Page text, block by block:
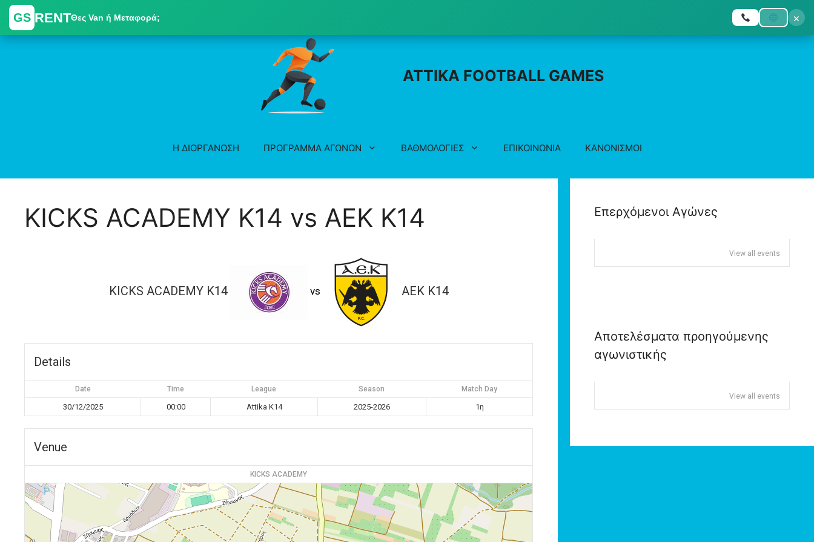
GS RENTΘες Van ή Μεταφορά; ×
Skip
ATTIKA FOOTBALL GAMES
Η ΔΙΟΡΓΑΝΩΣΗ ΠΡΟΓΡΑΜΜΑ ΑΓΩΝΩΝ ΒΑΘΜΟΛΟΓΙΕΣ ΕΠΙΚΟΙΝΩΝΙΑ ΚΑΝΟΝΙΣΜΟΙ
KICKS ACADEMY Κ14 vs ΑΕΚ K14
KICKS ACADEMY Κ14 vs ΑΕΚ K14
Details
Date Time League Season Match Day
30/12/2025 00:00 Attika K14 2025-2026 1η
Venue
KICKS ACADEMY
Επερχόμενοι Αγώνες
View all events
Αποτελέσματα προηγούμενης
αγωνιστικής
View all events